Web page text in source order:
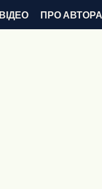
ВІДЕО ПРО АВТОРА